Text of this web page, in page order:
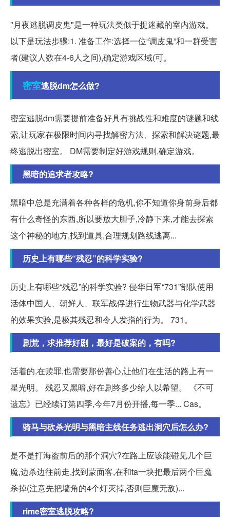
"月夜逃脱调皮鬼"是一种玩法类似于捉迷藏的室内游戏。
以下是玩法步骤:1. 准备工作:选择一位“调皮鬼”和一群受害
者(建议人数在4-6人之间),确定游戏区域(可。
密室逃脱dm怎么做?
密室逃脱dm需要提前准备好具有挑战性和难度的谜题和线
索,让玩家在极限时间内寻找解密方法、探索和解决谜题,最
终逃脱出密室。 DM需要制定好游戏规则,确定游戏。
黑暗的追求者攻略?
黑暗中总是充满着各种各样的危机,你不知道你身前身后都
有什么奇怪的东西,所以要放大胆子,冷静下来,才能去探索
这个神秘的地方,找到道具,合理规划路线逃离...
历史上有哪些“残忍”的科学实验?
历史上有哪些“残忍”的科学实验? 侵华日军“731”部队使用
活体中国人、朝鲜人、联军战俘进行生物武器与化学武器
的效果实验,是极其残忍和令人发指的行为。 731。
剧荒，求推荐好剧，最好是破案的，有吗?
活着的,在赎罪,也需要那份善心,让他们在生活的路上有一
星光明。 残忍又黑暗,好在剧终多少给人以希望。 《不可
遗忘》已经续订第四季,今年7月份开播,每一季... Cas。
骑马与砍杀光明与黑暗主线任务逃出洞穴后怎么办?
是不是打海盗前后的那个洞穴?在路上应该能碰见几个巨
魔,边杀边往前走,找到蒙面客,在和ta一块把最后两个巨魔
杀掉(注意先把墙角的4个灯灭掉,否则巨魔无敌)...
rime密室逃脱攻略?